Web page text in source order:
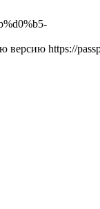
https://